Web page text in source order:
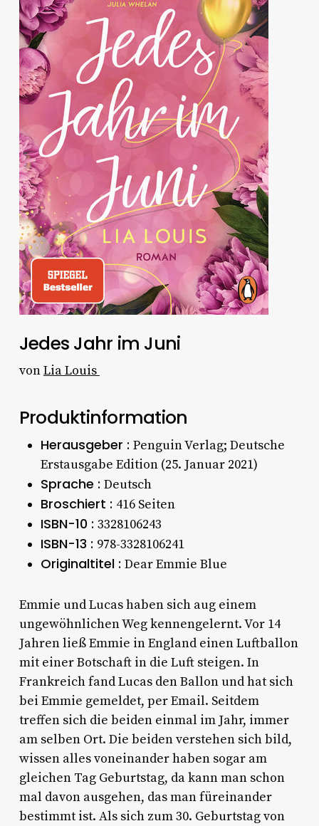
Jedes Jahr im Juni
vonLia Louis
Produktinformation
Herausgeber : Penguin Verlag; Deutsche
Erstausgabe Edition (25. Januar 2021)
Sprache : Deutsch
Broschiert : 416 Seiten
ISBN-10 : 3328106243
ISBN-13 : 978-3328106241
Originaltitel : Dear Emmie Blue
Emmie und Lucas haben sich aug einem
ungewöhnlichen Weg kennengelernt. Vor 14
Jahren ließ Emmie in England einen Luftballon
mit einer Botschaft in die Luft steigen. In
Frankreich fand Lucas den Ballon und hat sich
bei Emmie gemeldet, per Email. Seitdem
treffen sich die beiden einmal im Jahr, immer
am selben Ort. Die beiden verstehen sich bild,
wissen alles voneinander haben sogar am
gleichen Tag Geburtstag, da kann man schon
mal davon ausgehen, das man füreinander
bestimmt ist. Als sich zum 30. Geburtstag von